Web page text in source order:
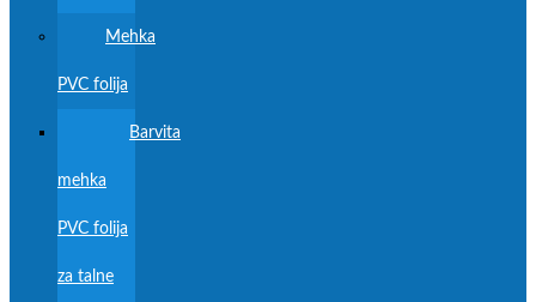
Mehka
PVC folija
Barvita
mehka
PVC folija
za talne